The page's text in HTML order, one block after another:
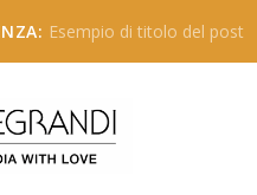
Esempio di titolo del post